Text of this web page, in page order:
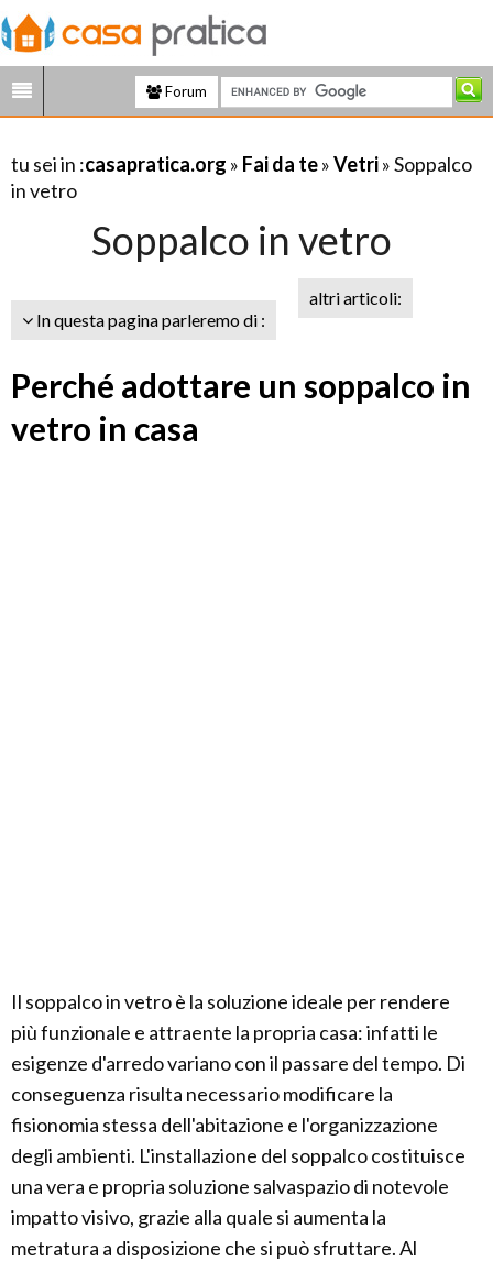
Forum
tu sei in :casapratica.org » Fai da te»Vetri» Soppalco
in vetro
Soppalco in vetro
In questa pagina parleremo di :
altri articoli:
Perché adottare un soppalco in
vetro in casa
Il soppalco in vetro è la soluzione ideale per rendere
più funzionale e attraente la propria casa: infatti le
esigenze d'arredo variano con il passare del tempo. Di
conseguenza risulta necessario modificare la
fisionomia stessa dell'abitazione e l'organizzazione
degli ambienti. L'installazione del soppalco costituisce
una vera e propria soluzione salvaspazio di notevole
impatto visivo, grazie alla quale si aumenta la
metratura a disposizione che si può sfruttare. Al